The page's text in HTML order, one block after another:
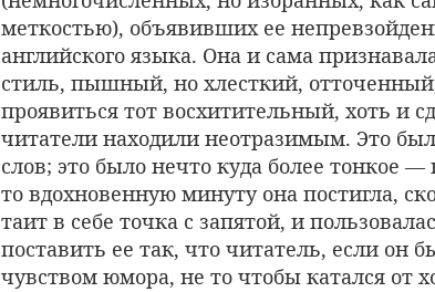
меткостью), объявивших ее
английского языка. Она и сама
стиль, пышный, но хлесткий,
проявиться тот восхитительный, хоть и
читатели находили неотразимым. Это
слов; это было нечто куда более тонкое
то вдохновенную минуту она постигла,
таит в себе точка с запятой, и
поставить ее так, что читатель, если он
чувством юмора, не то чтобы катался от